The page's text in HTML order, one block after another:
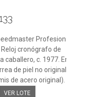
Profesional
Reloj cronógrafo de
caballero, c. 1977. En
de piel no original
de acero original). ...
VER LOTE